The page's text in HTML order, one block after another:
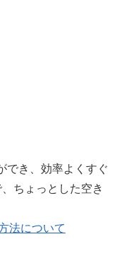
でき、効率よくすぐ
ちょっとした空き
法について